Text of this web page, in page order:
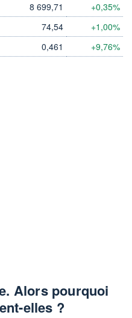
8 699,71 +0,35%
74,54 +1,00%
0,461 +9,76%
Alors pourquoi
elles ?